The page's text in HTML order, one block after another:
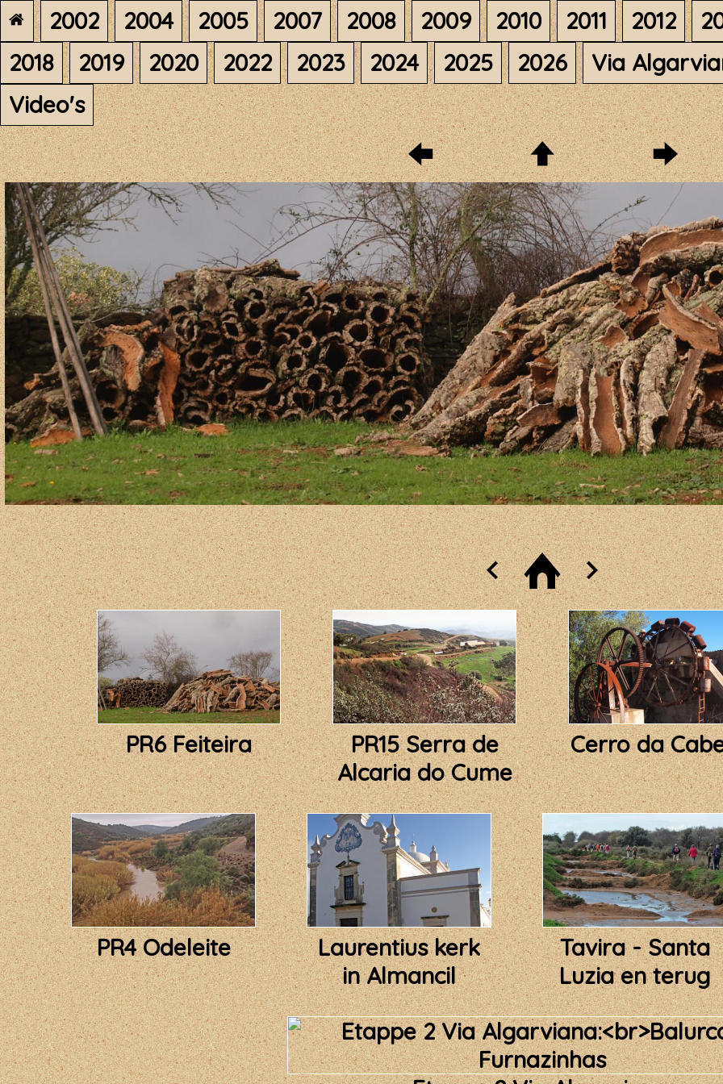
2002 2004 2005 2007 2008 2009 2010 2011 2012
2018
2019 2020 2022 2023 2024 2025 2026
Via
Video's
PR6 Feiteira
PR15 Serra de
Alcaria do Cume
Cerro da
PR4 Odeleite
Laurentius kerk
in Almancil
Tavira - Santa
Luzia en terug